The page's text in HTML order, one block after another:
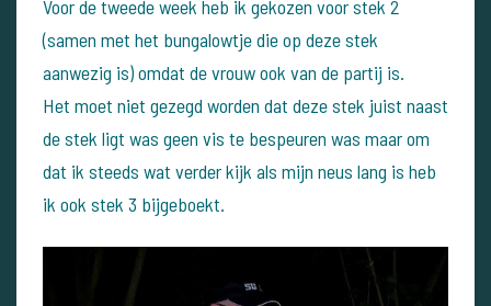
Voor de tweede week heb ik gekozen voor stek 2
(samen met het bungalowtje die op deze stek
aanwezig is) omdat de vrouw ook van de partij is.
Het moet niet gezegd worden dat deze stek juist naast
de stek ligt was geen vis te bespeuren was maar om
dat ik steeds wat verder kijk als mijn neus lang is heb
ik ook stek 3 bijgeboekt.